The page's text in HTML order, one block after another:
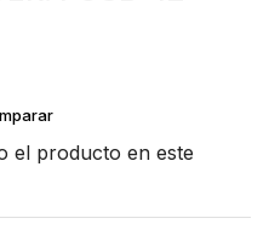
el producto en este